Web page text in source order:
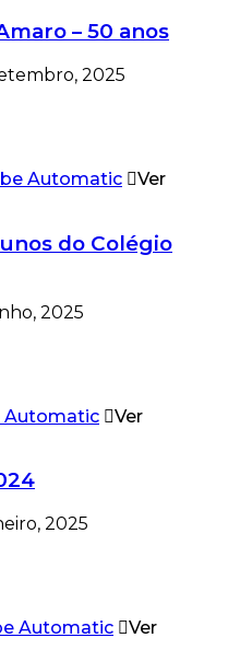
– 50 anos
2025
Ver
do Colégio
2025
Ver
2025
Ver